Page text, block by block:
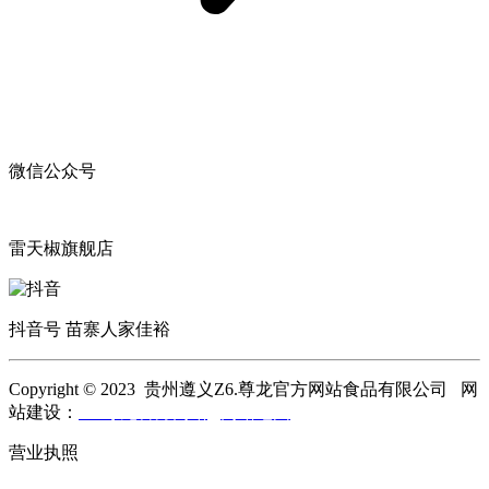
微信公众号
雷天椒旗舰店
抖音号 苗寨人家佳裕
Copyright © 2023 贵州遵义Z6.尊龙官方网站食品有限公司 网
站建设：
营业执照